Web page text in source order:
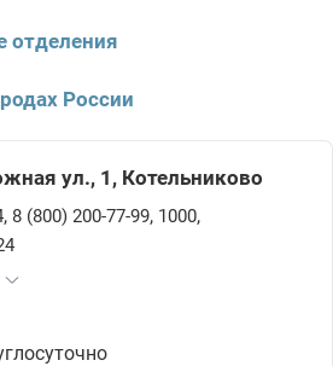
отделения
России
ул., 1, Котельниково
, 8 (800) 200-77-99, 1000,